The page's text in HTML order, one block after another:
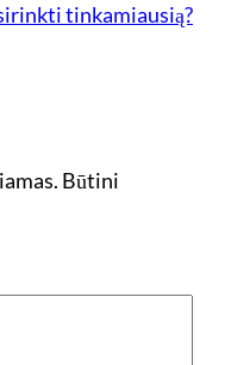
tinkamiausią?
Būtini